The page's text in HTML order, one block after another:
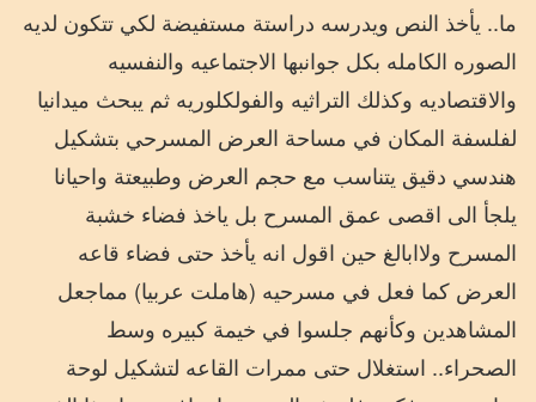
ما.. يأخذ النص ويدرسه دراستة مستفيضة لكي تتكون لديه
الصوره الكامله بكل جوانبها الاجتماعيه والنفسيه
والاقتصاديه وكذلك التراثيه والفولكلوريه ثم يبحث ميدانيا
لفلسفة المكان في مساحة العرض المسرحي بتشكيل
هندسي دقيق يتناسب مع حجم العرض وطبيعتة واحيانا
يلجأ الى اقصى عمق المسرح بل ياخذ فضاء خشبة
المسرح ولاابالغ حين اقول انه يأخذ حتى فضاء قاعه
العرض كما فعل في مسرحيه (هاملت عربيا) مماجعل
المشاهدين وكأنهم جلسوا في خيمة كبيره وسط
الصحراء.. استغلال حتى ممرات القاعه لتشكيل لوحة